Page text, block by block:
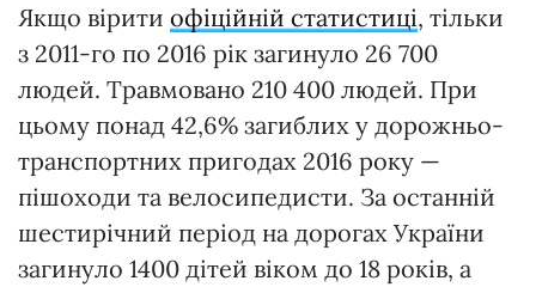
Якщо вірити офіційній статистиці, тільки
з 2011-го по 2016 рік загинуло 26 700
людей. Травмовано 210 400 людей. При
цьому понад 42,6% загиблих у дорожньо-
транспортних пригодах 2016 року —
пішоходи та велосипедисти. За останній
шестирічний період на дорогах України
загинуло 1400 дітей віком до 18 років, а